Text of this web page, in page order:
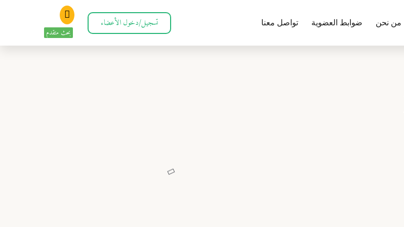
من نحن ضوابط العضوية تواصل معنا تسجيل/دخول الأعضاء
بحث متقدم